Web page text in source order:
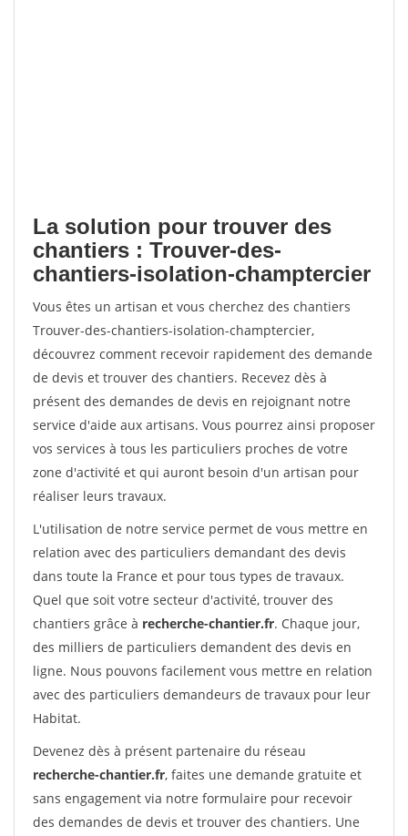
La solution pour trouver des
chantiers : Trouver-des-
chantiers-isolation-champtercier
Vous êtes un artisan et vous cherchez des chantiers
Trouver-des-chantiers-isolation-champtercier,
découvrez comment recevoir rapidement des demande
de devis et trouver des chantiers. Recevez dès à
présent des demandes de devis en rejoignant notre
service d'aide aux artisans. Vous pourrez ainsi proposer
vos services à tous les particuliers proches de votre
zone d'activité et qui auront besoin d'un artisan pour
réaliser leurs travaux.
L'utilisation de notre service permet de vous mettre en
relation avec des particuliers demandant des devis
dans toute la France et pour tous types de travaux.
Quel que soit votre secteur d'activité, trouver des
chantiers grâce à recherche-chantier.fr. Chaque jour,
des milliers de particuliers demandent des devis en
ligne. Nous pouvons facilement vous mettre en relation
avec des particuliers demandeurs de travaux pour leur
Habitat.
Devenez dès à présent partenaire du réseau
recherche-chantier.fr, faites une demande gratuite et
sans engagement via notre formulaire pour recevoir
des demandes de devis et trouver des chantiers. Une